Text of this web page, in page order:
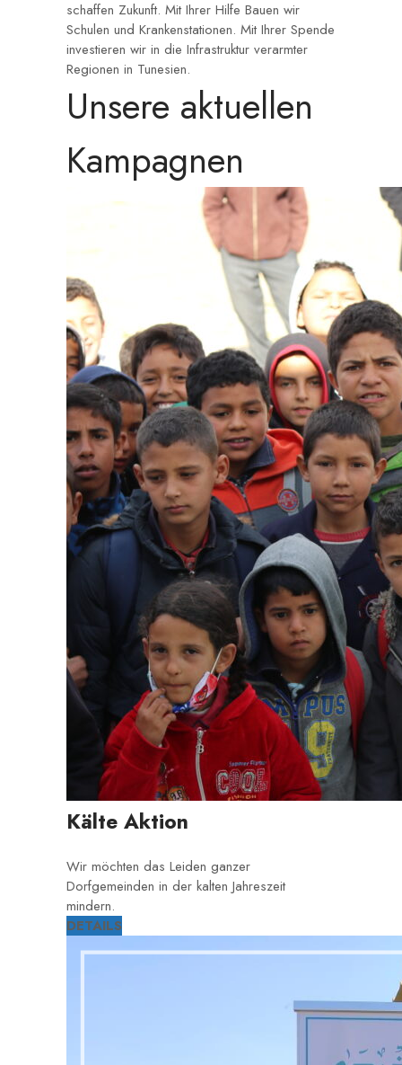
schaffen Zukunft. Mit Ihrer Hilfe Bauen wir
Schulen und Krankenstationen. Mit Ihrer Spende
investieren wir in die Infrastruktur verarmter
Regionen in Tunesien.
Unsere aktuellen
Kampagnen
Kälte Aktion
Wir möchten das Leiden ganzer
Dorfgemeinden in der kalten Jahreszeit
mindern.
DETAILS